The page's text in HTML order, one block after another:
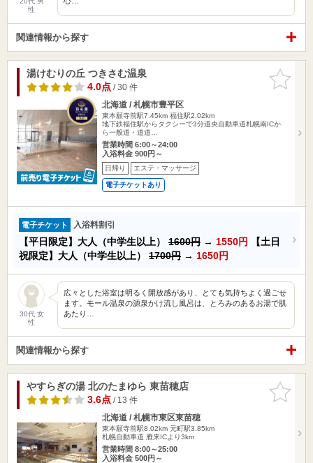
性
関連情報から探す
お気に入
りに追加
湯けむりの丘 つきさむ温泉
4.0点/ 30 件
北海道 / 札幌市豊平区
東本願寺前駅7.45km 福住駅2.02km
地下鉄福住駅からタクシーで3分道央自動車道札幌南ICか
ら一般道・道道…
営業時間 6:00～24:00
入浴料金 900円～
日帰り エステ・マッサージ
電子チケットあり
電子チケット 入浴料割引
【平日限定】大人（中学生以上） 1600円 → 1550円
【土日
祝限定】大人（中学生以上） 1700円 → 1650円
30代 女
性
広々とした浴室は明るく開放感があり、とても気持ちよく過ごせ
ます。モール温泉の源泉かけ流し風呂は、とろみのあるお湯で肌
あたり…
関連情報から探す
お気に入
りに追加
やすらぎの湯 北のたまゆら 東苗穂店
3.6点/ 13 件
北海道 / 札幌市東区東苗穂
東本願寺前駅8.02km 元町駅3.85km
札幌自動車道 雁来ICより3km
営業時間 8:00～25:00
入浴料金 500円～